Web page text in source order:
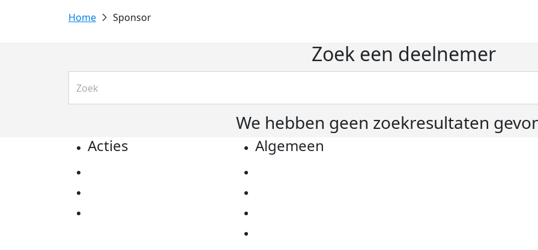
Sponsor
Zoek een deelnemer
We hebben geen zoekresultaten
Acties Algemeen